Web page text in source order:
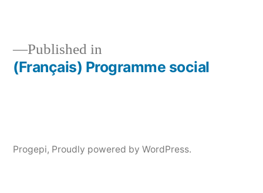
Post
Published in
(Français) Programme social
Progepi, Proudly powered by WordPress.